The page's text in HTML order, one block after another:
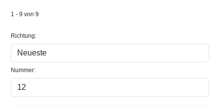
1 -9 von9
Richtung:
Nummer: